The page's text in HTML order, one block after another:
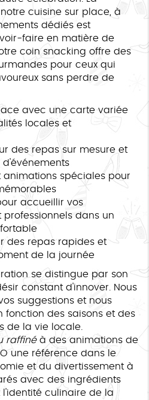
cuisine sur place, à
dédiés est
faire en matière de
coin snacking offre des
pour ceux qui
sans perdre de
avec une carte variée
locales et
des repas sur mesure et
animations spéciales pour
accueillir vos
dans un
des repas rapides et
de la journée
se distingue par son
constant d'innover. Nous
suggestions et nous
fonction des saisons et des
de la vie locale.
raffinéà des animations de
une référence dans le
et du divertissement à
avec des ingrédients
l'identité culinaire de la